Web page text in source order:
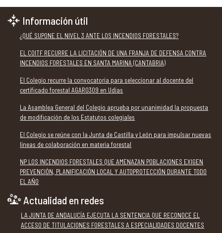
Información útil
¿QUÉ SUPONE EL NIVEL 3 ANTE LOS INCENDIOS FORESTALES?
EL COITF RECURRE LA LICITACIÓN DE UNA FRANJA DE DEFENSA CONTRA
INCENDIOS FORESTALES EN SANTA MARINA (CANTABRIA)
El Colegio recurre la convocatoria para seleccionar al docente del
certificado forestal AGAR0309 en Udías
La Asamblea General del Colegio aprueba por unanimidad la propuesta
de modificación de los Estatutos colegiales
El Colegio se reúne con la Junta de Castilla y León para impulsar nuevas
líneas de colaboración en materia forestal
NP LOS INCENDIOS FORESTALES QUE AMENAZAN POBLACIONES EXIGEN
PREVENCIÓN, PLANIFICACIÓN LOCAL Y AUTOPROTECCIÓN DURANTE TODO
EL AÑO
Actualidad en redes
LA JUNTA DE ANDALUCÍA EJECUTA LA SENTENCIA QUE RECONOCE EL
ACCESO DE TITULACIONES FORESTALES A ESPECIALIDADES DOCENTES